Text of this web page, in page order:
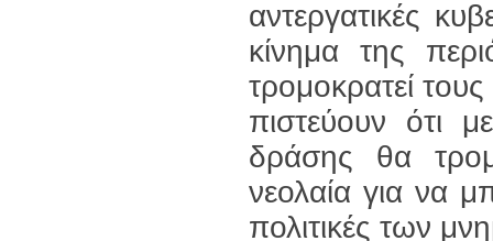
αντεργατικές
κίνημα της
τρομοκρατεί
πιστεύουν ότι
δράσης θα
νεολαία για να
πολιτικές των